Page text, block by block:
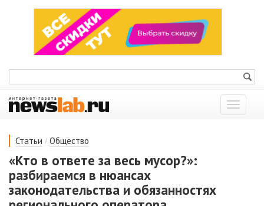
Показать
меню
Статьи / Общество
«Кто в ответе за весь мусор?»:
разбираемся в нюансах
законодательства и обязанностях